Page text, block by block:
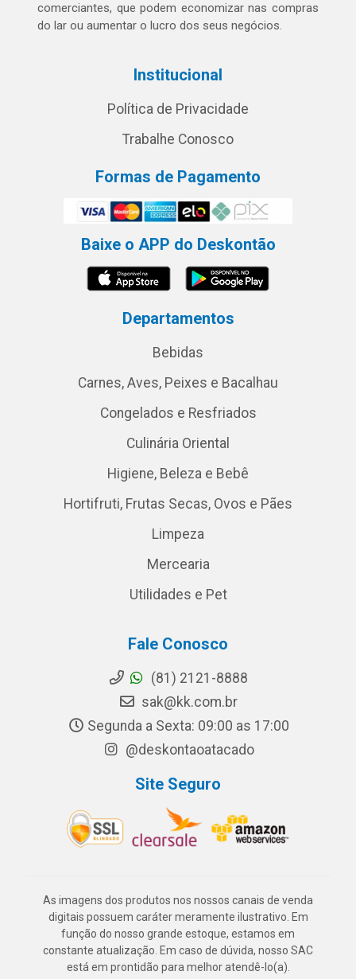
comerciantes, que podem economizar nas compras
do lar ou aumentar o lucro dos seus negócios.
Institucional
Política de Privacidade
Trabalhe Conosco
Formas de Pagamento
Baixe o APP do Deskontão
Departamentos
Bebidas
Carnes, Aves, Peixes e Bacalhau
Congelados e Resfriados
Culinária Oriental
Higiene, Beleza e Bebê
Hortifruti, Frutas Secas, Ovos e Pães
Limpeza
Mercearia
Utilidades e Pet
Fale Conosco
(81) 2121-8888
sak@kk.com.br
Segunda a Sexta: 09:00 as 17:00
@deskontaoatacado
Site Seguro
As imagens dos produtos nos nossos canais de venda
digitais possuem caráter meramente ilustrativo. Em
função do nosso grande estoque, estamos em
constante atualização. Em caso de dúvida, nosso SAC
está em prontidão para melhor atendê-lo(a).